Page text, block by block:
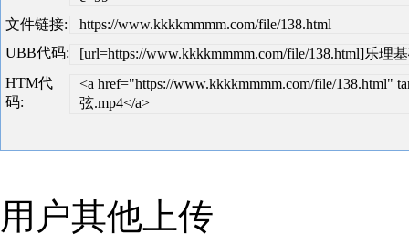
文件链接:
https://www.kkkkmmmm.com/file/138.html
UBB代码:
[url=https://www.kkkkmmmm.com/file/138.html]乐理
HTM代
码:
<a href="https://www.kkkkmmmm.com/file/138.html"
弦.mp4</a>
用户其他上传